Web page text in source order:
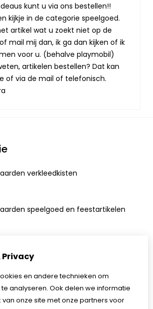
kunt u via ons bestellen!!
kijkje in de categorie speelgoed.
artikel wat u zoekt niet op de
mail mij dan, ik ga dan kijken of ik
voor u. (behalve playmobil)
artikelen bestellen? Dat kan
of via de mail of telefonisch.
verkleedkisten
speelgoed en feestartikelen
Privacy
en andere technieken om
analyseren. Ook delen we informatie
onze site met onze partners voor